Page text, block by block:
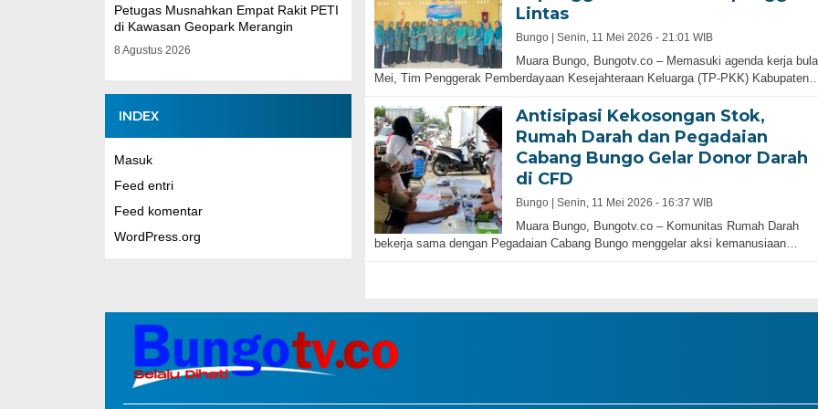
Petugas Musnahkan Empat Rakit PETI
di Kawasan Geopark Merangin
8 Agustus 2026
INDEX
Masuk
Feed entri
Feed komentar
WordPress.org
Lintas
Bungo | Senin, 11 Mei 2026 - 21:01 WIB
Muara Bungo, Bungotv.co – Memasuki agenda kerja
Mei, Tim Penggerak Pemberdayaan Kesejahteraan Keluarga (TP-PKK)
Antisipasi Kekosongan Stok,
Rumah Darah dan Pegadaian
Cabang Bungo Gelar Donor Darah
di CFD
Bungo | Senin, 11 Mei 2026 - 16:37 WIB
Muara Bungo, Bungotv.co – Komunitas Rumah Darah
bekerja sama dengan Pegadaian Cabang Bungo menggelar aksi kemanusiaan…